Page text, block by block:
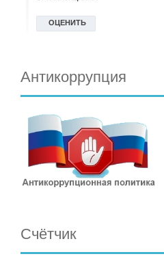
Антикоррупция
Счётчик